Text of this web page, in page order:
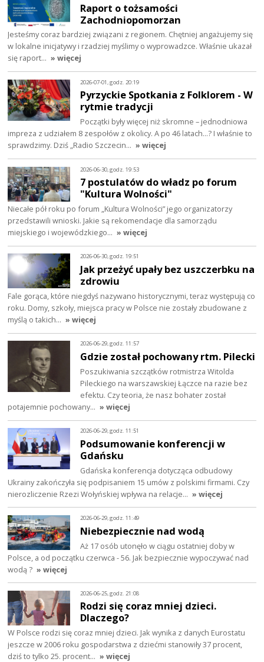
Raport o tożsamości
Zachodniopomorzan
Jesteśmy coraz bardziej związani z regionem. Chętniej angażujemy się
w lokalne inicjatywy i rzadziej myślimy o wyprowadzce. Właśnie ukazał
się raport… » więcej
2026-07-01, godz. 20:19
Pyrzyckie Spotkania z Folklorem - W
rytmie tradycji
Początki były więcej niż skromne – jednodniowa
impreza z udziałem 8 zespołów z okolicy. A po 46 latach…? I właśnie to
sprawdzimy. Dziś „Radio Szczecin… » więcej
2026-06-30, godz. 19:53
7 postulatów do władz po forum
"Kultura Wolności"
Niecałe pół roku po forum „Kultura Wolności” jego organizatorzy
przedstawili wnioski. Jakie są rekomendacje dla samorządu
miejskiego i wojewódzkiego… » więcej
2026-06-30, godz. 19:51
Jak przeżyć upały bez uszczerbku na
zdrowiu
Fale gorąca, które niegdyś nazywano historycznymi, teraz występują co
roku. Domy, szkoły, miejsca pracy w Polsce nie zostały zbudowane z
myślą o takich… » więcej
2026-06-29, godz. 11:57
Gdzie został pochowany rtm. Pilecki
Poszukiwania szczątków rotmistrza Witolda
Pileckiego na warszawskiej Łączce na razie bez
efektu. Czy teoria, że nasz bohater został
potajemnie pochowany… » więcej
2026-06-29, godz. 11:51
Podsumowanie konferencji w
Gdańsku
Gdańska konferencja dotycząca odbudowy
Ukrainy zakończyła się podpisaniem 15 umów z polskimi firmami. Czy
nierozliczenie Rzezi Wołyńskiej wpływa na relacje… » więcej
2026-06-29, godz. 11:49
Niebezpiecznie nad wodą
Aż 17 osób utonęło w ciągu ostatniej doby w
Polsce, a od początku czerwca - 56. Jak bezpiecznie wypoczywać nad
wodą ? » więcej
2026-06-25, godz. 21:08
Rodzi się coraz mniej dzieci.
Dlaczego?
W Polsce rodzi się coraz mniej dzieci. Jak wynika z danych Eurostatu
jeszcze w 2006 roku gospodarstwa z dziećmi stanowiły 37 procent,
dziś to tylko 25. procent… » więcej